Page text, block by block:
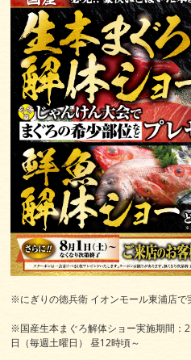
※にぎりの徳兵衛 イオンモール東浦店で
※国産生本まぐろ解体ショー実施期間：
日（毎週土曜日） 昼12時頃～